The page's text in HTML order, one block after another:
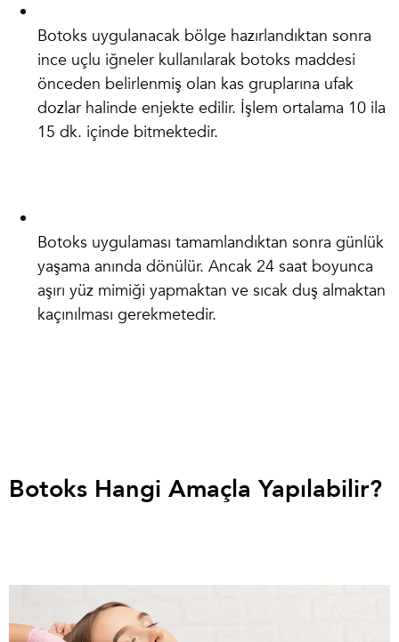
Botoks uygulanacak bölge hazırlandıktan sonra
ince uçlu iğneler kullanılarak botoks maddesi
önceden belirlenmiş olan kas gruplarına ufak
dozlar halinde enjekte edilir. İşlem ortalama 10 ila
15 dk. içinde bitmektedir.
Botoks uygulaması tamamlandıktan sonra günlük
yaşama anında dönülür. Ancak 24 saat boyunca
aşırı yüz mimiği yapmaktan ve sıcak duş almaktan
kaçınılması gerekmetedir.
Botoks Hangi Amaçla Yapılabilir?